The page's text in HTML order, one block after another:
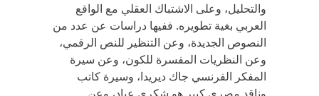
والتحليل، وعلى الاشتباك العقلي مع الواقع
العربي بغية تطويره. ففيها دراسات عن عدد من
النصوص الجديدة، وعن التنظير للنص الرقمي،
وعن النظريات المفسرة للكون، وعن سيرة
المفكر الفرنسي جاك ديريدا، وسيرة كاتب